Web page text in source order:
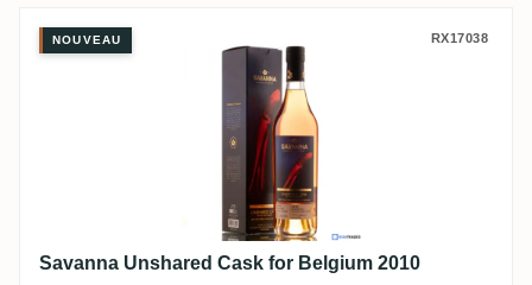
Savanna Unshared Cask for Belgium 2010
NOUVEAU RX17038
Savanna Unshared Cask for Belgium 2010